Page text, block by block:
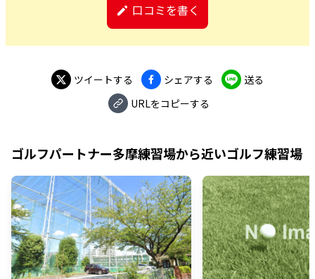
口コミを書く
ツイートする シェアする
送る
URLをコピーする
ゴルフパートナー多摩練習場から近いゴルフ練習場